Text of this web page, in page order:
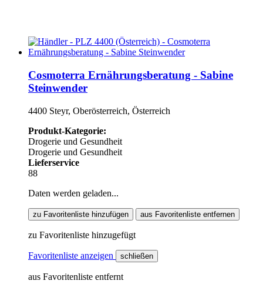
Cosmoterra Ernährungsberatung - Sabine
Steinwender
4400 Steyr, Oberösterreich, Österreich
Produkt-Kategorie:
Drogerie und Gesundheit
Drogerie und Gesundheit
Lieferservice
88
Daten werden geladen...
zu Favoritenliste hinzufügen aus Favoritenliste entfernen
zu Favoritenliste hinzugefügt
Favoritenliste anzeigen schließen
aus Favoritenliste entfernt